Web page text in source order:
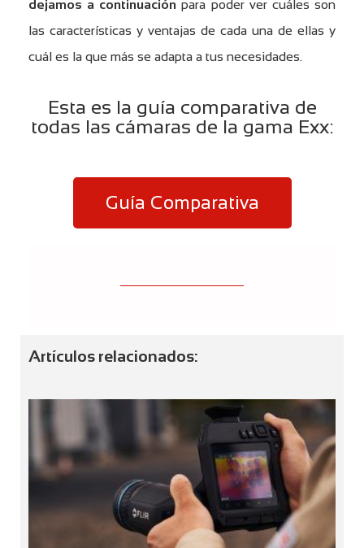
dejamos a continuación para poder ver cuáles son
las características y ventajas de cada una de ellas y
cuál es la que más se adapta a tus necesidades.
Esta es la guía comparativa de
todas las cámaras de la gama Exx:
Guía Comparativa
Artículos relacionados: